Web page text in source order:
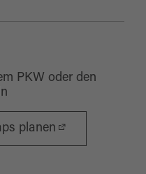
PKW oder den
planen